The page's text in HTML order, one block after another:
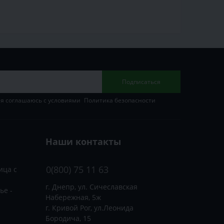
Подписаться
соглашаюсь с условиями Политика безопасности
с
-
Наши контакты
0(800) 75 11 63
г. Днепр, ул. Сичеславская
Набережная, 5ж
г. Кривой Рог, ул.Леонида
Бородича, 15